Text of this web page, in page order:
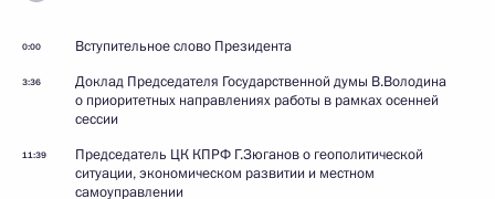
0:00 Вступительное слово Президента
3:36
Доклад Председателя Государственной думы В.Володина
о приоритетных направлениях работы в рамках осенней
сессии
11:39
Председатель ЦК КПРФ Г.Зюганов о геополитической
ситуации, экономическом развитии и местном
самоуправлении